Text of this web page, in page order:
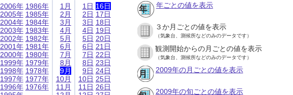
2006年
2005年
2004年
2003年
2002年
2001年
2000年
1999年
1998年
1997年
1996年
1986年
1985年
1984年
1983年
1982年
1981年
1980年
1979年
1978年
1977年
1976年
1月
2月
3月
4月
5月
6月
7月
8月
9月
10月
11月
1日
2日
3日
4日
5日
6日
7日
8日
9日
10日
11日
16日
17日
18日
19日
20日
21日
22日
23日
24日
25日
26日
年ごとの値を表示
３か月ごとの値を表示
（気象台、測候所などのみのデータです）
観測開始からの月ごとの値を表示
（気象台、測候所などのみのデータです）
2009年の月ごとの値を表示
2009年の旬ごとの値を表示